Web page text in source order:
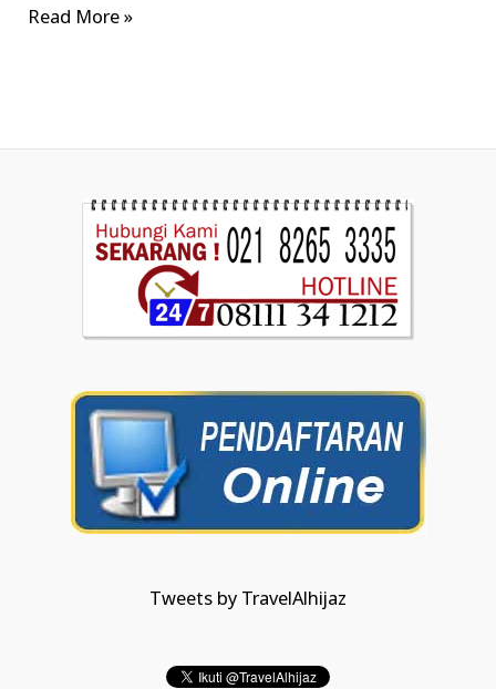
Read More »
Tweets by TravelAlhijaz